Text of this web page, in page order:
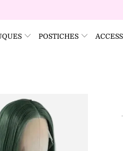
POSTICHES